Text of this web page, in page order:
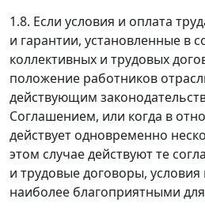
1.8. Если условия и оплата
и гарантии, установленные в
коллективных и трудовых
положение работников
действующим
Соглашением, или когда в
действует одновременно
этом случае действуют те
и трудовые договоры,
наиболее благоприятными